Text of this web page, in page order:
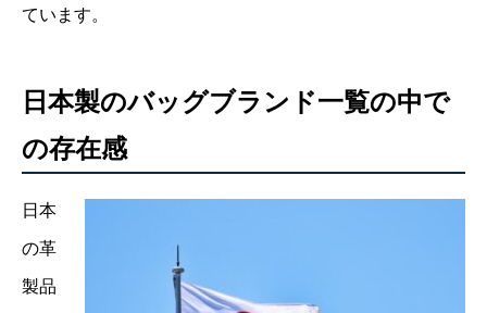
ています。
日本製のバッグブランド一覧の中で
の存在感
日本
の革
製品